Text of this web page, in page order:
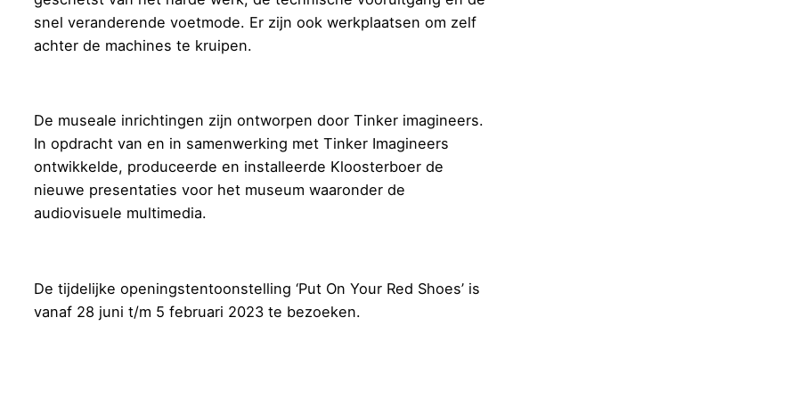
snel veranderende voetmode. Er zijn ook werkplaatsen om zelf
achter de machines te kruipen.
De museale inrichtingen zijn ontworpen door Tinker imagineers.
In opdracht van en in samenwerking met Tinker Imagineers
ontwikkelde, produceerde en installeerde Kloosterboer de
nieuwe presentaties voor het museum waaronder de
audiovisuele multimedia.
De tijdelijke openingstentoonstelling ‘Put On Your Red Shoes’ is
vanaf 28 juni t/m 5 februari 2023 te bezoeken.